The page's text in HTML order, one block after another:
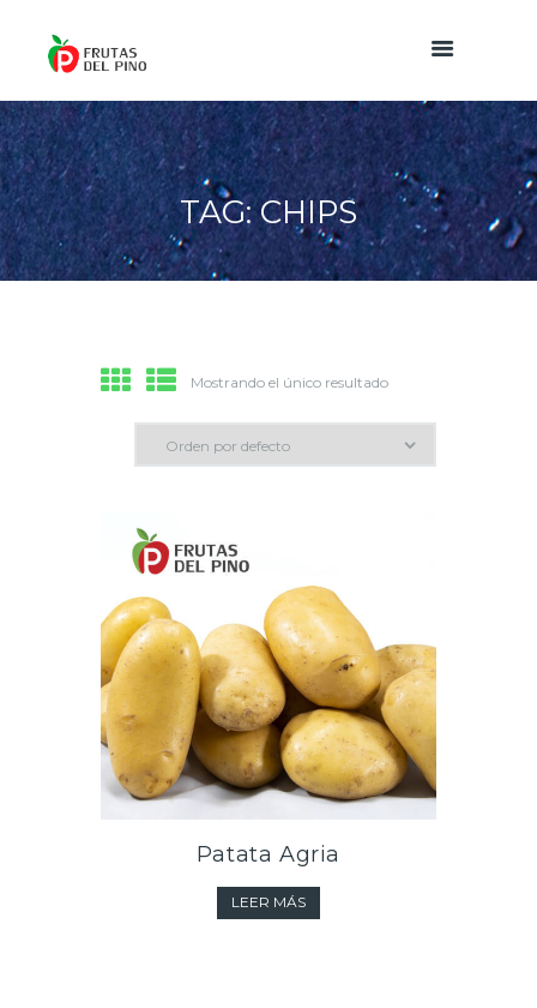
TAG: CHIPS
Mostrando el único resultado
Patata Agria
LEER MÁS